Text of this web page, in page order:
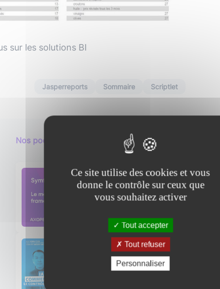
sur les solutions BI
Jasperreports Sommaire Scriptlet
Nos podcasts en lien
Symfony, le meilleur framework
PHP ?
IA privée : comment reprendre
le contrôle de ses données ?
Ce site utilise des cookies et vous
donne le contrôle sur ceux que
vous souhaitez activer
Tout accepter
Tout refuser
Personnaliser